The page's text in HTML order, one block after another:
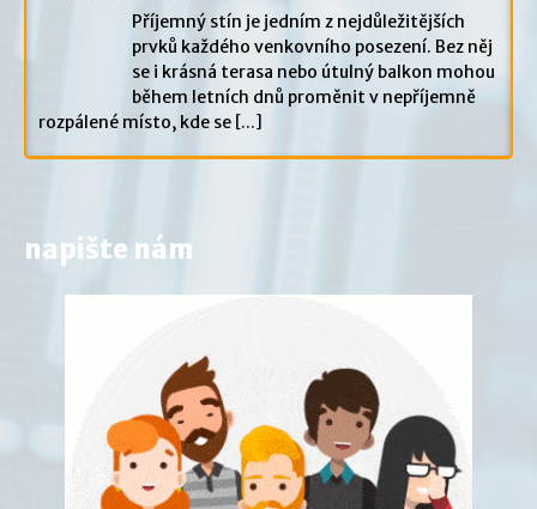
Příjemný stín je jedním z nejdůležitějších
prvků každého venkovního posezení. Bez něj
se i krásná terasa nebo útulný balkon mohou
během letních dnů proměnit v nepříjemně
rozpálené místo, kde se [...]
napište nám